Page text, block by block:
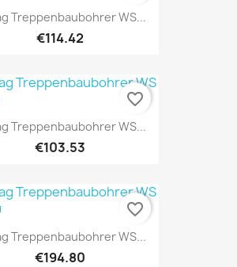
Treppenbaubohrer WS...
€114.42
Treppenbaubohrer WS...
€103.53
favorite_border
Treppenbaubohrer WS...
€194.80
favorite_border